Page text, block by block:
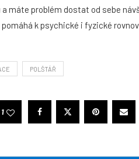
a máte problém dostat od sebe
k psychické i fyzické
POLŠTÁŘ
1